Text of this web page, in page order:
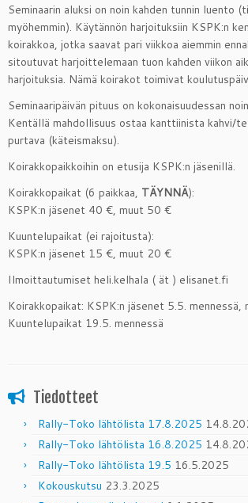
Seminaarin aluksi on noin kahden tunnin luento
myöhemmin). Käytännön harjoituksiin KSPK:n
koirakkoa, jotka saavat pari viikkoa aiemmin
sitoutuvat harjoittelemaan tuon kahden viikon
harjoituksia. Nämä koirakot toimivat
Seminaaripäivän pituus on kokonaisuudessan
Kentällä mahdollisuus ostaa kanttiinista kahvi/
purtava (käteismaksu).
Koirakkopaikkoihin on etusija KSPK:n jäsenillä.
Koirakkopaikat (6 paikkaa, TÄYNNÄ):
KSPK:n jäsenet 40 €, muut 50 €
Kuuntelupaikat (ei rajoitusta):
KSPK:n jäsenet 15 €, muut 20 €
Ilmoittautumiset heli.kelhala ( ät ) elisanet.fi
Koirakkopaikat: KSPK:n jäsenet 5.5.
Kuuntelupaikat 19.5. mennessä
Tiedotteet
Rally-Toko lähtölista 17.8.2025
Rally-Toko lähtölista 16.8.2025
Rally-Toko lähtölista 19.5 16.5.2025
Kokouskutsu 23.3.2025